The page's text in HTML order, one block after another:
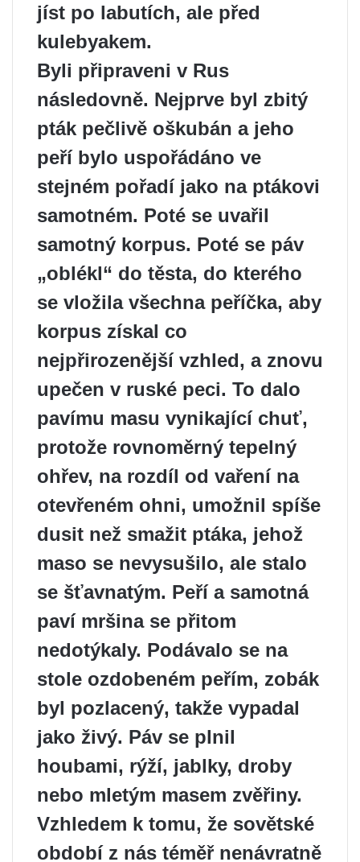
jíst po labutích, ale před
kulebyakem.
Byli připraveni v Rus
následovně. Nejprve byl zbitý
pták pečlivě oškubán a jeho
peří bylo uspořádáno ve
stejném pořadí jako na ptákovi
samotném. Poté se uvařil
samotný korpus. Poté se páv
„oblékl“ do těsta, do kterého
se vložila všechna peříčka, aby
korpus získal co
nejpřirozenější vzhled, a znovu
upečen v ruské peci. To dalo
pavímu masu vynikající chuť,
protože rovnoměrný tepelný
ohřev, na rozdíl od vaření na
otevřeném ohni, umožnil spíše
dusit než smažit ptáka, jehož
maso se nevysušilo, ale stalo
se šťavnatým. Peří a samotná
paví mršina se přitom
nedotýkaly. Podávalo se na
stole ozdobeném peřím, zobák
byl pozlacený, takže vypadal
jako živý. Páv se plnil
houbami, rýží, jablky, droby
nebo mletým masem zvěřiny.
Vzhledem k tomu, že sovětské
období z nás téměř nenávratně